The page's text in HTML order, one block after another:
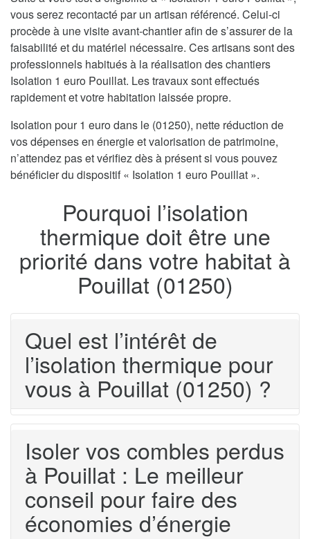
vous serez recontacté par un artisan référencé. Celui-ci
procède à une visite avant-chantier afin de s’assurer de la
faisabilité et du matériel nécessaire. Ces artisans sont des
professionnels habitués à la réalisation des chantiers
Isolation 1 euro Pouillat. Les travaux sont effectués
rapidement et votre habitation laissée propre.
Isolation pour 1 euro dans le (01250), nette réduction de
vos dépenses en énergie et valorisation de patrimoine,
n’attendez pas et vérifiez dès à présent si vous pouvez
bénéficier du dispositif « Isolation 1 euro Pouillat ».
Pourquoi l’isolation
thermique doit être une
priorité dans votre habitat à
Pouillat (01250)
Quel est l’intérêt de
l’isolation thermique pour
vous à Pouillat (01250) ?
Isoler vos combles perdus
à Pouillat : Le meilleur
conseil pour faire des
économies d’énergie